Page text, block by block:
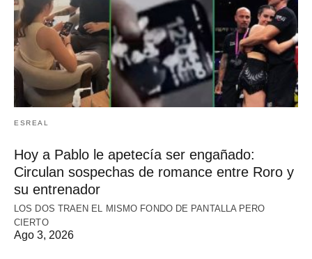
ESREAL
Hoy a Pablo le apetecía ser engañado:
Circulan sospechas de romance entre Roro y
su entrenador
LOS DOS TRAEN EL MISMO FONDO DE PANTALLA PERO
CIERTO
Ago 3, 2026